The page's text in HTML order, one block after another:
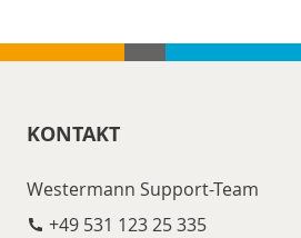
KONTAKT
Westermann Support-Team
+49 531 123 25 335